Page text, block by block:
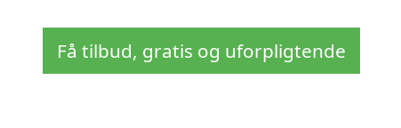
Få tilbud, gratis og uforpligtende